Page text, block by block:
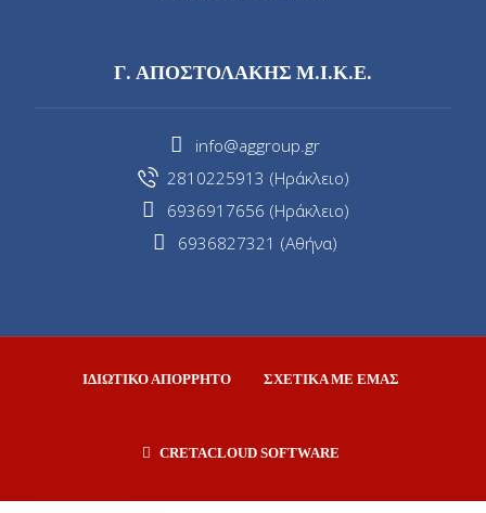
Γ. ΑΠΟΣΤΟΛΑΚΗΣ Μ.Ι.Κ.Ε.
info@aggroup.gr
2810225913 (Ηράκλειο)
6936917656 (Ηράκλειο)
6936827321 (Αθήνα)
ΙΔΙΩΤΙΚΟ ΑΠΟΡΡΗΤΟ ΣΧΕΤΙΚΑ ΜΕ ΕΜΑΣ
CRETACLOUD SOFTWARE